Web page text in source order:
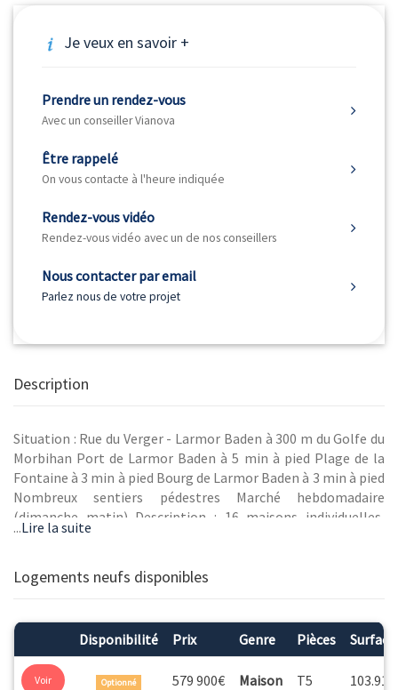
Je veux en savoir +
Prendre un rendez-vous
Avec un conseiller Vianova
Être rappelé
On vous contacte à l'heure indiquée
Rendez-vous vidéo
Rendez-vous vidéo avec un de nos conseillers
Nous contacter par email
Parlez nous de votre projet
Description
Situation : Rue du Verger - Larmor Baden à 300 m du Golfe du
Morbihan Port de Larmor Baden à 5 min à pied Plage de la
Fontaine à 3 min à pied Bourg de Larmor Baden à 3 min à pied
Nombreux sentiers pédestres Marché hebdomadaire
(dimanche matin) Description : 16 maisons individuelles,
jusqu'à 122 m² Accès : Paris - Vannes en LGV : 2h40. Vannes -
proximité immédiate de L'Ile aux Moines et de L'Ile Berder
...Lire la suite
Logements neufs disponibles
Disponibilité Prix Genre Pièces Surface
Voir Optionné 579 900€ Maison T5